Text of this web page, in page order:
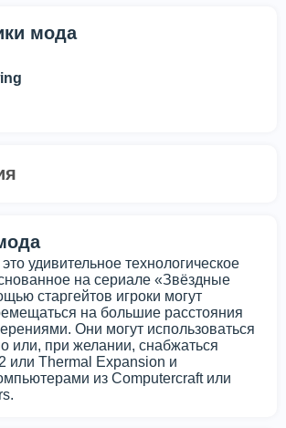
мода
удивительное технологическое
на сериале «Звёздные
старгейтов игроки могут
на большие расстояния
Они могут использоваться
или, при желании, снабжаться
или Thermal Expansion и
из Computercraft или